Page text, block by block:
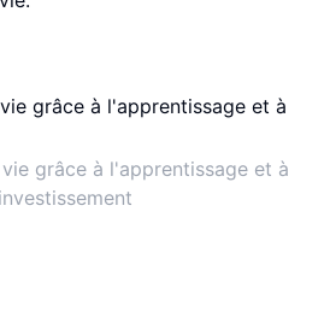
grâce à l'apprentissage et à